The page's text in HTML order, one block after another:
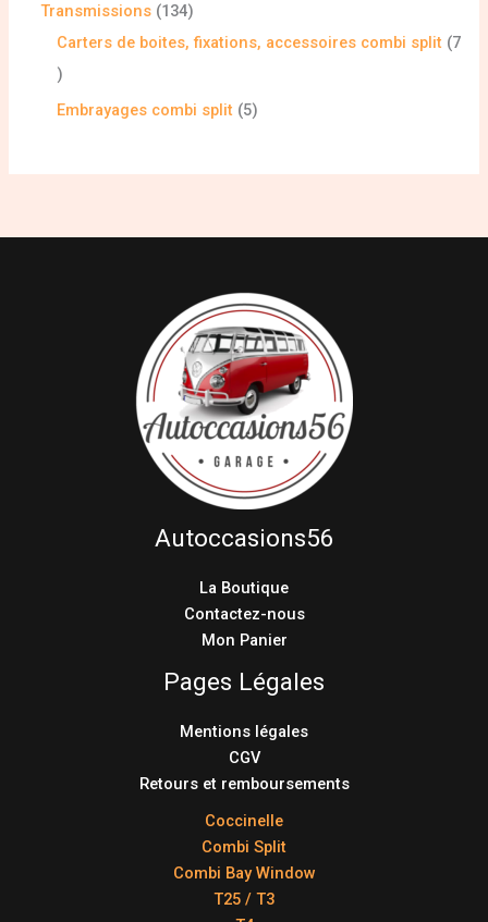
Transmissions 134
Carters de boites, fixations, accessoires combi split 7
Embrayages combi split 5
Autoccasions56
La Boutique
Contactez-nous
Mon Panier
Pages Légales
Mentions légales
CGV
Retours et remboursements
Coccinelle
Combi Split
Combi Bay Window
T25 / T3